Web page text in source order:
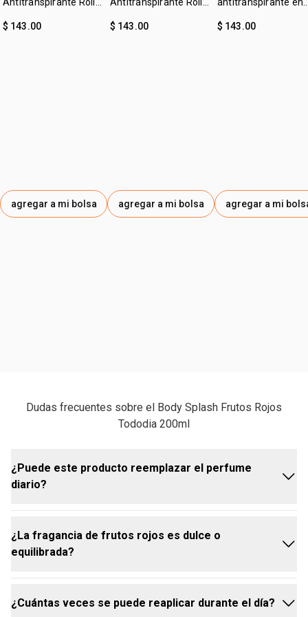
Uniforme
$ 143.00
agregar a mi bolsa
Limón y Menta
$ 143.00
agregar a mi bolsa
algodón Tododia
$ 143.00
agregar a mi
Dudas frecuentes sobre el Body Splash Frutos Rojos
Tododia 200ml
¿Puede este producto reemplazar el perfume
diario?
Sí, el body splash frutos rojos es perfecto para
quienes buscan una fragancia más ligera y
sin la intensidad de un perfume tradicional. Es ideal
¿La fragancia de frutos rojos es dulce o
equilibrada?
La fragancia de frutos rojos es una combinación
¿Cuántas veces se puede reaplicar durante el día?